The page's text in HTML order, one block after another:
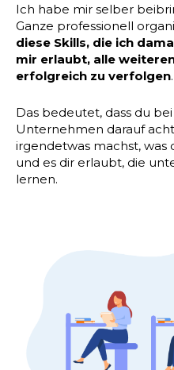
Ich habe mir selber
Ganze professionell
diese Skills, die ich
mir erlaubt, alle
erfolgreich zu verfolgen.
Das bedeutet, dass du
Unternehmen darauf
irgendetwas machst, was
und es dir erlaubt, die
lernen.